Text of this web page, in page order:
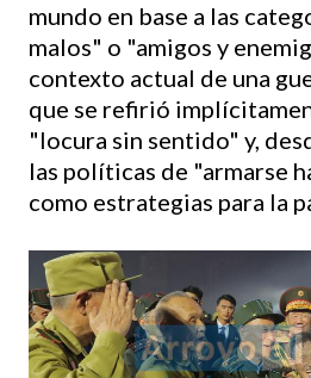
mundo en base a las
malos" o "amigos y
contexto actual de una
que se refirió
"locura sin sentido" y,
las políticas de "armarse
como estrategias para la